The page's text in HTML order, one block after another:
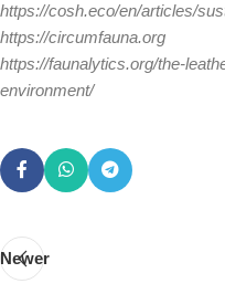
https://cosh.eco/en/articles/
https://circumfauna.org
https://faunalytics.org/the-
environment/
Newer